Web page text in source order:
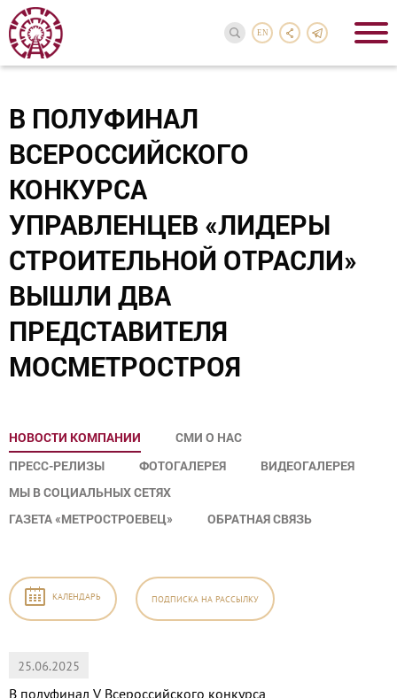
EN
В ПОЛУФИНАЛ
ВСЕРОССИЙСКОГО
КОНКУРСА
УПРАВЛЕНЦЕВ «ЛИДЕРЫ
СТРОИТЕЛЬНОЙ ОТРАСЛИ»
ВЫШЛИ ДВА
ПРЕДСТАВИТЕЛЯ
МОСМЕТРОСТРОЯ
НОВОСТИ КОМПАНИИ
СМИ О НАС
ПРЕСС-РЕЛИЗЫ
ФОТОГАЛЕРЕЯ
ВИДЕОГАЛЕРЕЯ
МЫ В СОЦИАЛЬНЫХ СЕТЯХ
ГАЗЕТА «МЕТРОСТРОЕВЕЦ»
ОБРАТНАЯ СВЯЗЬ
КАЛЕНДАРЬ ПОДПИСКА НА РАССЫЛКУ
25.06.2025
В полуфинал V Всероссийского конкурса